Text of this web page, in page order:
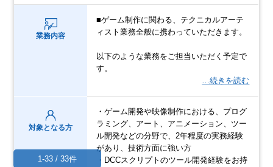
業務内容
■ゲーム制作に関わる、テクニカルアーテ
ィスト業務全般に携わっていただきます。
以下のような業務をご担当いただく予定で
す。
…続きを読む
対象となる方
・ゲーム開発や映像制作における、プログ
ラミング、アート、アニメーション、ツー
ル開発などの分野で、2年程度の実務経験
があり、技術方面に強い方
・DCCスクリプトのツール開発経験をお持
1-33 / 33件